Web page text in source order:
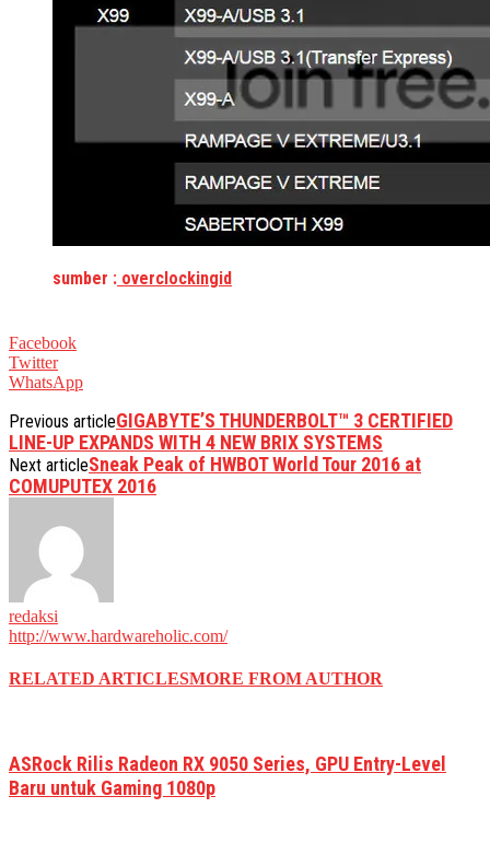
sumber : overclockingid
Facebook
Twitter
WhatsApp
Previous articleGIGABYTE’S THUNDERBOLT™ 3 CERTIFIED
LINE-UP EXPANDS WITH 4 NEW BRIX SYSTEMS
Next articleSneak Peak of HWBOT World Tour 2016 at
COMUPUTEX 2016
redaksi
http://www.hardwareholic.com/
RELATED ARTICLESMORE FROM AUTHOR
ASRock Rilis Radeon RX 9050 Series, GPU Entry-Level
Baru untuk Gaming 1080p